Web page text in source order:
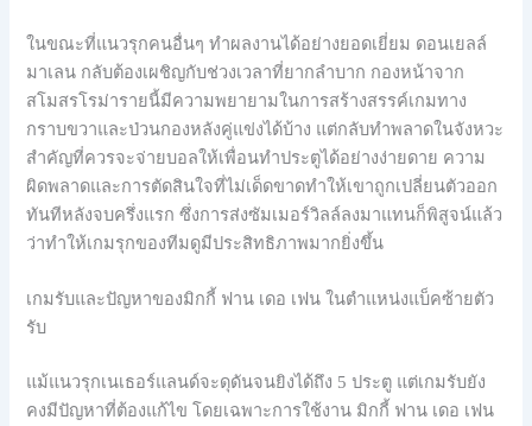
ในขณะที่แนวรุกคนอื่นๆ ทำผลงานได้อย่างยอดเยี่ยม ดอนเยลล์
มาเลน กลับต้องเผชิญกับช่วงเวลาที่ยากลำบาก กองหน้าจาก
สโมสรโรม่ารายนี้มีความพยายามในการสร้างสรรค์เกมทาง
กราบขวาและป่วนกองหลังคู่แข่งได้บ้าง แต่กลับทำพลาดในจังหวะ
สำคัญที่ควรจะจ่ายบอลให้เพื่อนทำประตูได้อย่างง่ายดาย ความ
ผิดพลาดและการตัดสินใจที่ไม่เด็ดขาดทำให้เขาถูกเปลี่ยนตัวออก
ทันทีหลังจบครึ่งแรก ซึ่งการส่งซัมเมอร์วิลล์ลงมาแทนก็พิสูจน์แล้ว
ว่าทำให้เกมรุกของทีมดูมีประสิทธิภาพมากยิ่งขึ้น
เกมรับและปัญหาของมิกกี้ ฟาน เดอ เฟน ในตำแหน่งแบ็คซ้ายตัว
รับ
แม้แนวรุกเนเธอร์แลนด์จะดุดันจนยิงได้ถึง 5 ประตู แต่เกมรับยัง
คงมีปัญหาที่ต้องแก้ไข โดยเฉพาะการใช้งาน มิกกี้ ฟาน เดอ เฟน